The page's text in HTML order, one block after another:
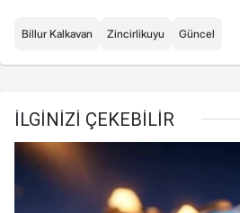
Billur Kalkavan Zincirlikuyu Güncel